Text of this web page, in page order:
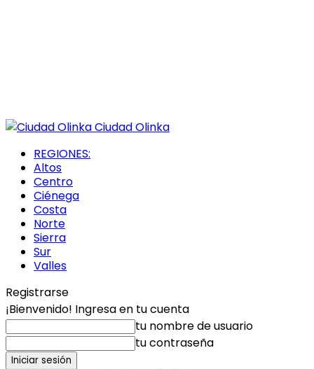
Ciudad Olinka
REGIONES:
Altos
Centro
Ciénega
Costa
Norte
Sierra
Sur
Valles
Registrarse
¡Bienvenido! Ingresa en tu cuenta
tu nombre de usuario
tu contraseña